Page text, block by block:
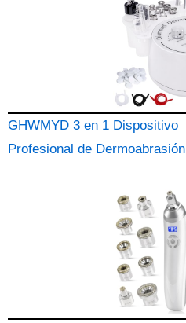
GHWMYD 3 en 1 Dispositivo
Profesional de Dermoabrasión